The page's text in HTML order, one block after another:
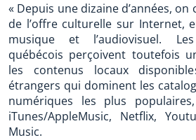
« Depuis une dizaine d’années, on
de l’offre culturelle sur Internet,
musique et l’audiovisuel.
québécois perçoivent toutefois
les contenus locaux
étrangers qui dominent les
numériques les plus
iTunes/AppleMusic, Netflix,
Music.